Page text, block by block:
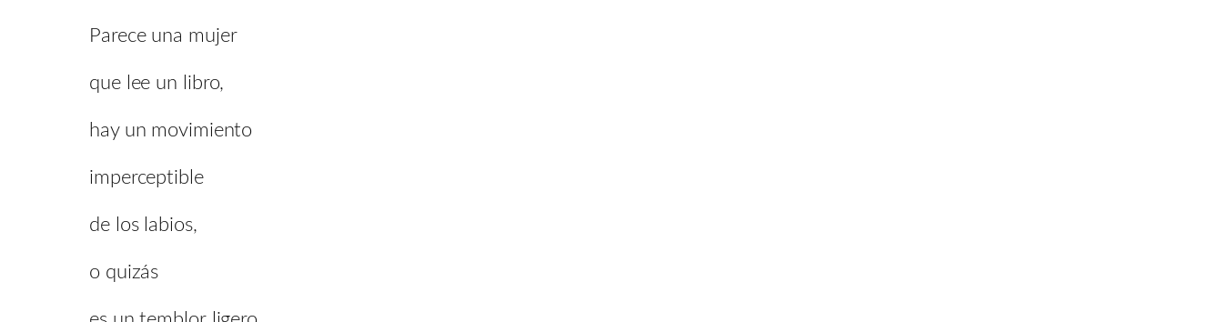
Parece una mujer
que lee un libro,
hay un movimiento
imperceptible
de los labios,
o quizás